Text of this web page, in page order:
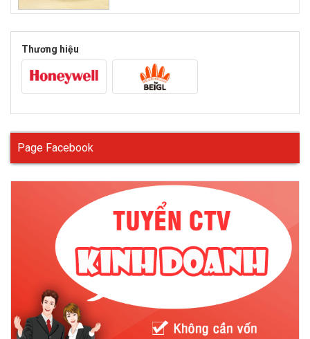
giúp ôm trọn khuôn mặt, ngăn chặn tối đa sự xâm nhập của bụi
bụiHoneywell, king’s, Sperian, 3M,….
Chất liệu
Bạn nên chọn kính bảo hộ chống bụi được làm từ chất liệu
polycarbonate. Chất liệu này có trọng lượng nhẹ hơn 10 lần so
cũng giúp kính có độ bền tốt hơn, không chịu ảnh hưởng nhiều
như nứt, vỡ nếu kính bị rơi trong quá trình di chuyển hay làm
Có hàng trăm loại kính chống bụivới đặc điểm và tính năng
khác nhau. Nhưng lựa chọn hoàn hảo nhất đối với bạn là
kính
chống bụi
có tích hợp khả năng chống tia UV. Vì với những ai
thường xuyên phải làm việc ngoài trời thì việc tiếp xúc với tia UV
có hại là điều không thể tránh khỏi. Do đó, một chiếc kính bảo
hộ chống bụi có thể chống tia UV sẽ lựa chọn tốt nhất cho ban.
Cấu tạo
Mỗi một loạikính bảo hộ lao động chống bụicủa mỗi thương
Thương hiệu
Page Facebook